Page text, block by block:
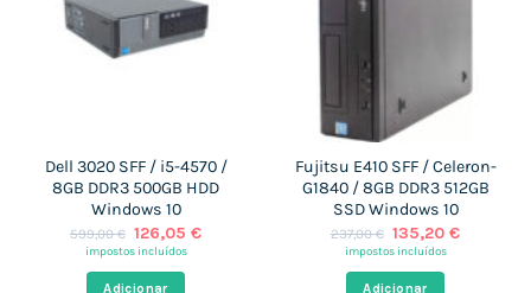
Dell 3020 SFF / i5-4570 /
8GB DDR3 500GB HDD
Windows 10
599,00€ O
preço
era:
126,05€O
impostos incluídos
Adicionar
Fujitsu E410 SFF / Celeron-
G1840 / 8GB DDR3 512GB
SSD Windows 10
237,00€ O
preço
era:
135,20€O
impostos incluídos
Adicionar